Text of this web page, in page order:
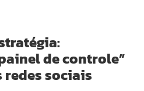
de controle”
sociais